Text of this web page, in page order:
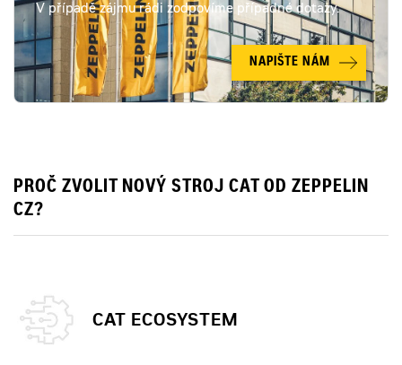
V případě zájmu rádi zodpovíme případné dotazy.
NAPIŠTE NÁM
PROČ ZVOLIT NOVÝ STROJ CAT OD ZEPPELIN
CZ?
CAT ECOSYSTEM